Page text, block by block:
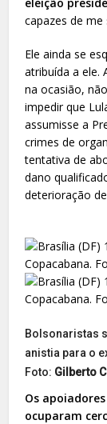
capazes de me
Ele ainda se
atribuída a ele.
na ocasião,
impedir que
assumisse a
crimes de
tentativa de
dano
deterioração
Bolsonaristas
anistia para o
Foto: Gilberto
Os
ocuparam